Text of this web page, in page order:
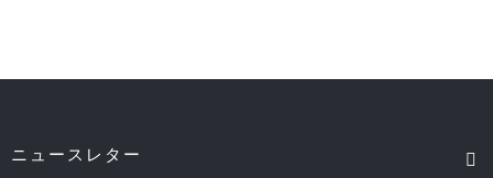
ニュースレター